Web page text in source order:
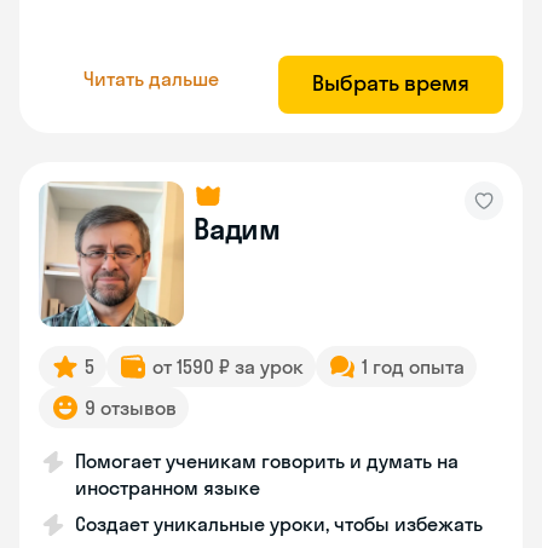
Читать дальше Выбрать время
Вадим
5 от 1590 ₽ за урок
1 год опыта
9 отзывов
Помогает ученикам говорить и думать на
иностранном языке
Создает уникальные уроки, чтобы избежать